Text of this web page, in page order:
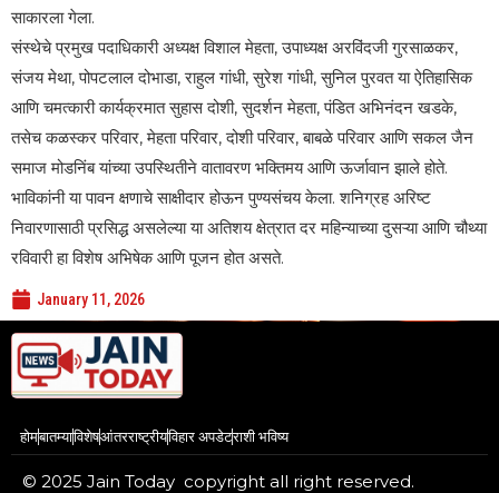
साकारला गेला.
संस्थेचे प्रमुख पदाधिकारी अध्यक्ष विशाल मेहता, उपाध्यक्ष अरविंदजी गुरसाळकर,
संजय मेथा, पोपटलाल दोभाडा, राहुल गांधी, सुरेश गांधी, सुनिल पुरवत या ऐतिहासिक
आणि चमत्कारी कार्यक्रमात सुहास दोशी, सुदर्शन मेहता, पंडित अभिनंदन खडके,
तसेच कळस्कर परिवार, मेहता परिवार, दोशी परिवार, बाबळे परिवार आणि सकल जैन
समाज मोडनिंब यांच्या उपस्थितीने वातावरण भक्तिमय आणि ऊर्जावान झाले होते.
भाविकांनी या पावन क्षणाचे साक्षीदार होऊन पुण्यसंचय केला. शनिग्रह अरिष्ट
निवारणासाठी प्रसिद्ध असलेल्या या अतिशय क्षेत्रात दर महिन्याच्या दुसऱ्या आणि चौथ्या
रविवारी हा विशेष अभिषेक आणि पूजन होत असते.
January 11, 2026
होमबातम्याविशेषआंतरराष्ट्रीयविहार अपडेटराशी भविष्य
© 2025 Jain Today copyright all right reserved.